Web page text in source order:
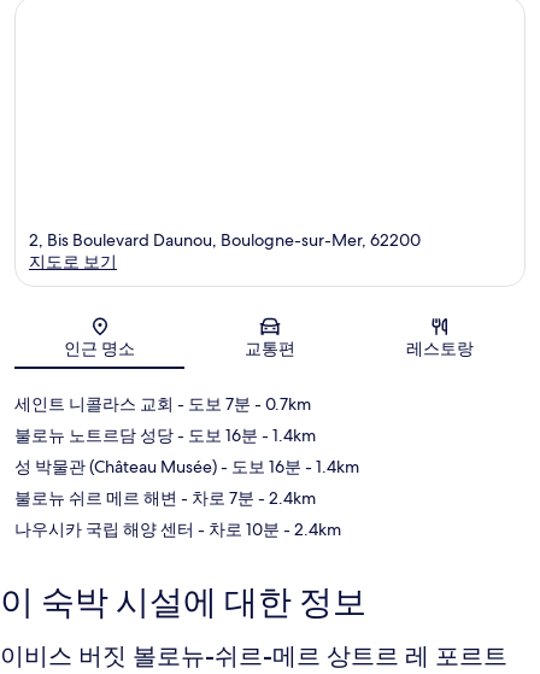
지도
2, Bis Boulevard Daunou, Boulogne-sur-Mer, 62200
지도로 보기
인근 명소 교통편 레스토랑
세인트 니콜라스 교회 - 도보 7분 - 0.7km
불로뉴 노트르담 성당- 도보 16분 - 1.4km
성 박물관 (Château Musée)- 도보 16분 - 1.4km
불로뉴 쉬르 메르 해변 - 차로 7분 - 2.4km
나우시카 국립 해양 센터 - 차로 10분 - 2.4km
이 숙박 시설에 대한 정보
이비스 버짓 볼로뉴-쉬르-메르 상트르 레 포르트